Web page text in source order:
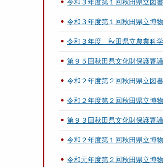
令和３年度第１回秋田県立図
令和３年度第１回秋田県立博
令和３年度 秋田県立農業科学
第９５回秋田県文化財保護審
令和２年度第２回秋田県立図
令和２年度第２回秋田県立博
第９３回秋田県文化財保護審
令和２年度第１回秋田県立博
令和元年度第２回秋田県立博